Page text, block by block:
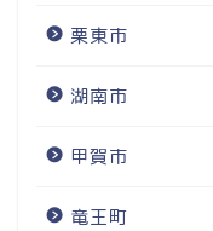
栗東市
湖南市
甲賀市
竜王町